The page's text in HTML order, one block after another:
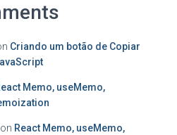
Criando um botão de Copiar
Memo, useMemo,
on React Memo, useMemo,